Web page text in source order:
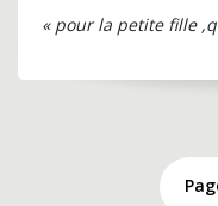
« pour la petite fille